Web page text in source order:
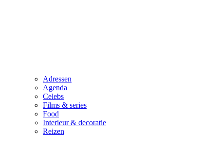
Adressen
Agenda
Celebs
Films & series
Food
Interieur & decoratie
Reizen